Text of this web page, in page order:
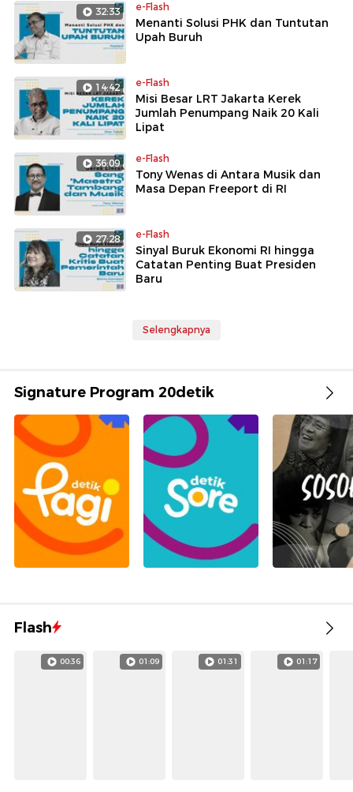
32:33 e-Flash
Menanti Solusi PHK dan Tuntutan
Upah Buruh
14:42 e-Flash
Misi Besar LRT Jakarta Kerek
Jumlah Penumpang Naik 20 Kali
Lipat
36:09 e-Flash
Tony Wenas di Antara Musik dan
Masa Depan Freeport di RI
27:28 e-Flash
Sinyal Buruk Ekonomi RI hingga
Catatan Penting Buat Presiden
Baru
Selengkapnya
Signature Program 20detik
Flash
00:36 01:09 01:31 01:17